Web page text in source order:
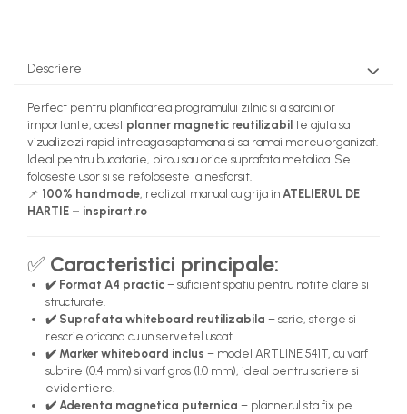
Descriere
Perfect pentru planificarea programului zilnic si a sarcinilor
importante, acest planner magnetic reutilizabil te ajuta sa
vizualizezi rapid intreaga saptamana si sa ramai mereu organizat.
Ideal pentru bucatarie, birou sau orice suprafata metalica. Se
foloseste usor si se refoloseste la nesfarsit.
📌 100% handmade, realizat manual cu grija in ATELIERUL DE
HARTIE – inspirart.ro
✅ Caracteristici principale:
✔️ Format A4 practic – suficient spatiu pentru notite clare si
structurate.
✔️ Suprafata whiteboard reutilizabila – scrie, sterge si
rescrie oricand cu un servetel uscat.
✔️ Marker whiteboard inclus – model ARTLINE 541T, cu varf
subtire (0.4 mm) si varf gros (1.0 mm), ideal pentru scriere si
evidentiere.
✔️ Aderenta magnetica puternica – plannerul sta fix pe